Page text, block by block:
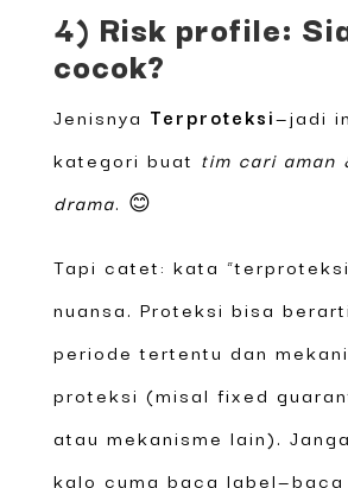
4) Risk profile:
cocok?
Jenisnya Terproteksi—jadi
kategori buat tim cari aman
drama. 😊
Tapi catet: kata
nuansa. Proteksi bisa
periode tertentu dan
proteksi (misal fixed
atau mekanisme lain).
kalo cuma baca